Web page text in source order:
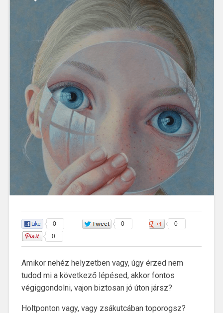
Kép forrása:
https://hu.pinterest.com/pin/491877590549085450/
0 0
0
0
Amikor nehéz helyzetben vagy, úgy érzed nem
tudod mi a következő lépésed, akkor fontos
végiggondolni, vajon biztosan jó úton jársz?
Holtponton vagy, vagy zsákutcában toporogsz?